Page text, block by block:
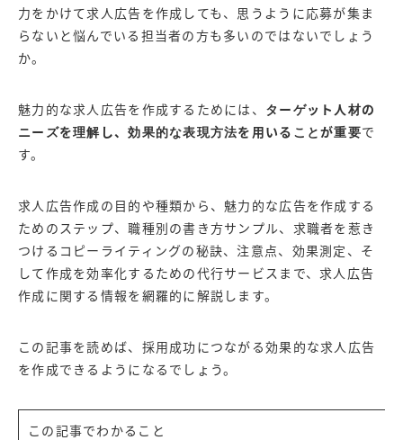
力をかけて求人広告を作成しても、思うように応募が集ま
らないと悩んでいる担当者の方も多いのではないでしょう
か。
魅力的な求人広告を作成するためには、 ターゲット人材の
ニーズを理解し、効果的な表現方法を用いることが重要で
す。
求人広告作成の目的や種類から、魅力的な広告を作成する
ためのステップ、職種別の書き方サンプル、求職者を惹き
つけるコピーライティングの秘訣、注意点、効果測定、そ
して作成を効率化するための代行サービスまで、求人広告
作成に関する情報を網羅的に解説します。
この記事を読めば、採用成功につながる効果的な求人広告
を作成できるようになるでしょう。
この記事でわかること